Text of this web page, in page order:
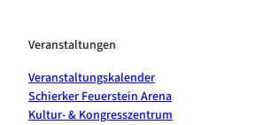
Veranstaltungen
Veranstaltungskalender
Schierker Feuerstein Arena
Kultur- & Kongresszentrum